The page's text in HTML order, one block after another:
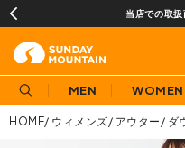
当店での取
MEN WOMEN
HOME ウィメンズ アウター ダ